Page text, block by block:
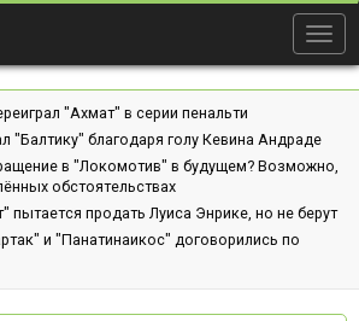
"Ахмат" в серии пенальти
"Балтику" благодаря голу Кевина Андраде
в "Локомотив" в будущем? Возможно,
обстоятельствах
пытается продать Луиса Энрике, но не берут
и "Панатинаикос" договорились по